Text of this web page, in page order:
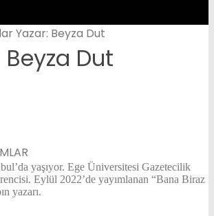
Yazar: Beyza Dut
Beyza Dut
yaşıyor. Ege Üniversitesi Gazetecilik
Eylül 2022’de yayımlanan “Bana Biraz
yazarı.